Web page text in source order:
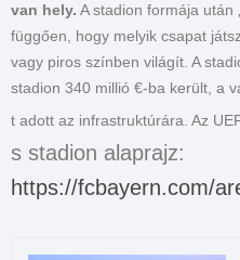
van hely. A stadion formája után
függően, hogy melyik csapat
vagy piros színben világít. A
stadion 340 millió €-ba került, a
t adott az infrastruktúrára. Az
s stadion alaprajz:
https://fcbayern.com/